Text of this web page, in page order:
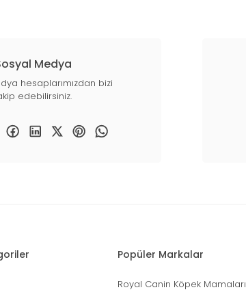
Medya
hesaplarımızdan bizi
edebilirsiniz.
Popüler Markalar
Royal Canin Köpek Mamaları